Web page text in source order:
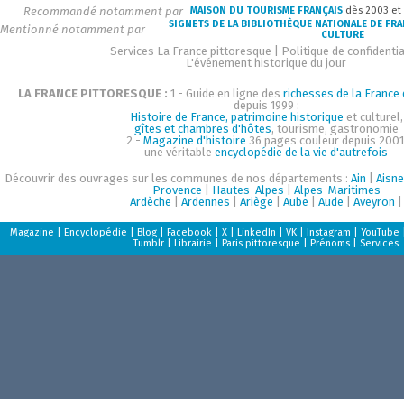
Recommandé notamment par MAISON DU TOURISME FRANÇAIS dès 2003 et
Mentionné notamment par
SIGNETS DE LA BIBLIOTHÈQUE NATIONALE DE
CULTURE
Services La France pittoresque
Politique de
L'événement historique du jour
LA FRANCE PITTORESQUE : 1 - Guide en ligne des richesses de la
depuis 1999 :
Histoire de France, patrimoine historique et culturel,
gîtes et chambres d'hôtes, tourisme, gastronomie
2 - Magazine d'histoire 36 pages couleur depuis
une véritable encyclopédie de la vie d'autrefois
Découvrir des ouvrages sur les communes de nos départements : Ain
Aisne
Provence
Hautes-Alpes
Alpes-Maritimes
Ardèche
Ardennes Ariège Aube Aude Aveyron
Magazine Encyclopédie Blog Facebook X LinkedIn VK Instagram YouTube
Tumblr
Librairie Paris pittoresque Prénoms Services